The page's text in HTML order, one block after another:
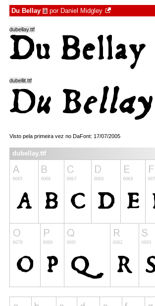
Du Bellay à por Daniel Midgley
dubellay.ttf
dubellit.ttf
Visto pela primeira vez no DaFont: 17/07/2005
dubellay.ttf